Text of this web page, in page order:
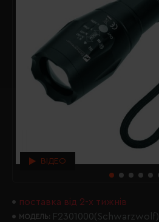
ВІДЕО
поставка від 2-х тижнів
МОДЕЛЬ: F2301000(Schwarzwolf)